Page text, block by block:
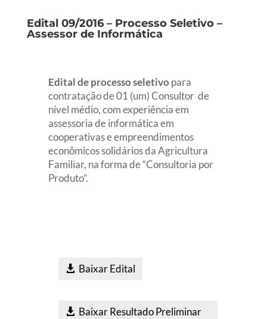
Edital 09/2016 – Processo Seletivo –
Assessor de Informática
Edital de processo seletivo para
contratação de 01 (um) Consultor de
nível médio, com experiência em
assessoria de informática em
cooperativas e empreendimentos
econômicos solidários da Agricultura
Familiar, na forma de “Consultoria por
Produto”.
Baixar Edital
Baixar Resultado Preliminar